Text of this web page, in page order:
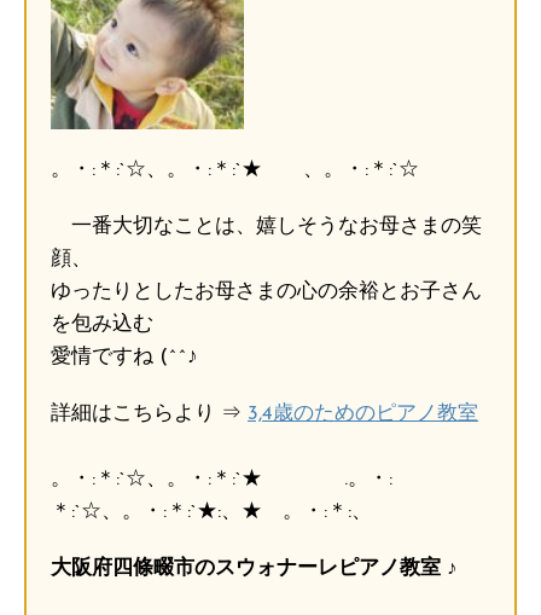
。・:＊:`☆、。・:＊:`★ 、。・:＊:`☆
一番大切なことは、嬉しそうなお母さまの笑
顔、
ゆったりとしたお母さまの心の余裕とお子さん
を包み込む
愛情ですね (^^♪
詳細はこちらより ⇒ 3,4歳のためのピアノ教室
。・:＊:`☆、。・:＊:`★ .。・:
＊:`☆、。・:＊:`★:、★ 。・:＊:、
大阪府四條畷市のスウォナーレピアノ教室 ♪